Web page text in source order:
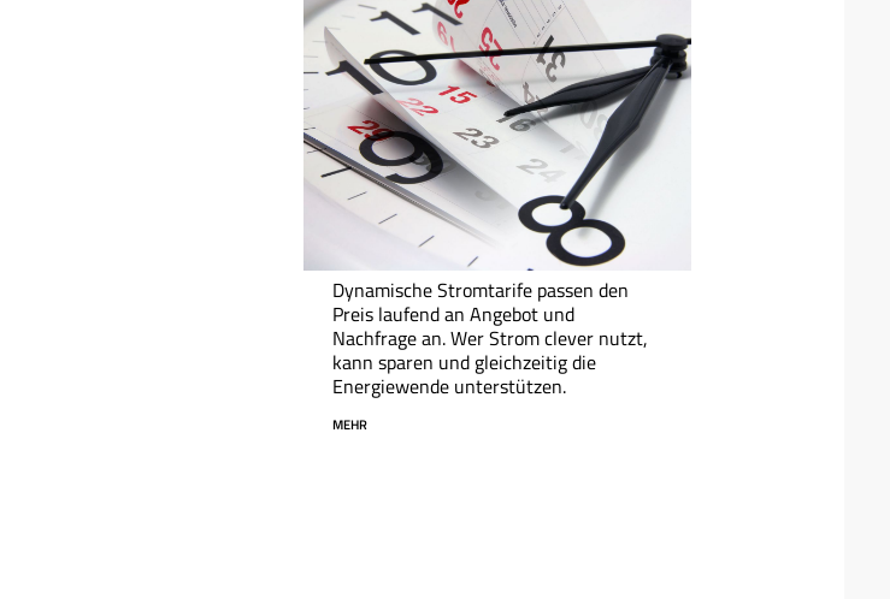
Dynamische Stromtarife passen den
Preis laufend an Angebot und
Nachfrage an. Wer Strom clever nutzt,
kann sparen und gleichzeitig die
Energiewende unterstützen.
MEHR